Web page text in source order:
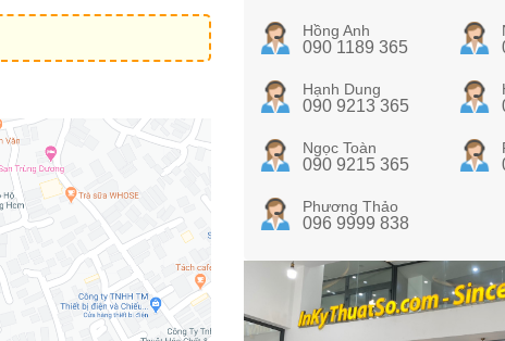
Hồng Anh
090 1189 365
Hạnh Dung
090 9213 365
Ngọc Toàn
090 9215 365
Phương Thảo
096 9999 838